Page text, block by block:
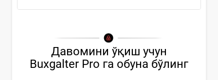
Давомини ўқиш учун
Buxgalter Pro га обуна бўлинг